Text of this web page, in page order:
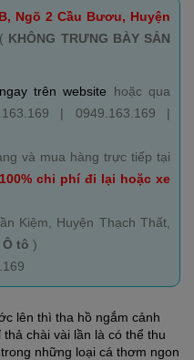
Ngõ 2 Cầu Bươu, Huyện
( KHÔNG TRƯNG BÀY SẢN
trên website
hoặc qua
| 0949.163.169 |
và mua hàng trực tiếp tại
chi phí đi lại hoặc xe
Kiệm, Huyện Thạch Thất,
tô )
lên thì tha hồ ngắm cảnh
chài vài lần là có thể thu
những loại cá thơm ngon